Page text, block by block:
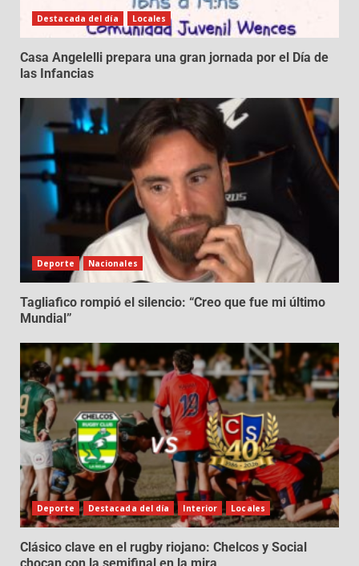
Destacada del día Locales
Casa Angelelli prepara una gran jornada por el Día de
las Infancias
Deporte Nacionales
Tagliafico rompió el silencio: “Creo que fue mi último
Mundial”
Deporte Destacada del día Interior Locales
Clásico clave en el rugby riojano: Chelcos y Social
chocan con la semifinal en la mira